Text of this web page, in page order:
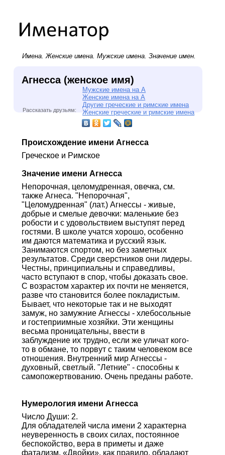
Имена.Женские имена. Мужские имена. Значение имен.
Агнесса (женское имя)
Мужские имена на А
Женские имена на А
Другие греческие и римские имена
Женские греческие и римские имена
Рассказать друзьям:
Происхождение имени Агнесса
Греческое и Римское
Значение имени Агнесса
Непорочная, целомудренная, овечка, см.
также Агнеса. "Непорочная",
"Целомудренная" (лат.) Агнессы - живые,
добрые и смелые девочки: маленькие без
робости и с удовольствием выступят перед
гостями. В школе учатся хорошо, особенно
им даются математика и русский язык.
Занимаются спортом, но без заметных
результатов. Среди сверстников они лидеры.
Честны, принципиальны и справедливы,
часто вступают в спор, чтобы доказать свое.
С возрастом характер их почти не меняется,
разве что становится более покладистым.
Бывает, что некоторые так и не выходят
замуж, но замужние Агнессы - хлебосольные
и гостеприимные хозяйки. Эти женщины
весьма проницательны, ввести в
заблуждение их трудно, если же уличат кого-
то в обмане, то порвут с таким человеком все
отношения. Внутренний мир Агнессы -
духовный, светлый. "Летние" - способны к
самопожертвованию. Очень преданы работе.
Нумерология имени Агнесса
Число Души: 2.
Для обладателей числа имени 2 характерна
неуверенность в своих силах, постоянное
беспокойство, вера в приметы и даже
фатализм. «Двойки», как правило, обладают